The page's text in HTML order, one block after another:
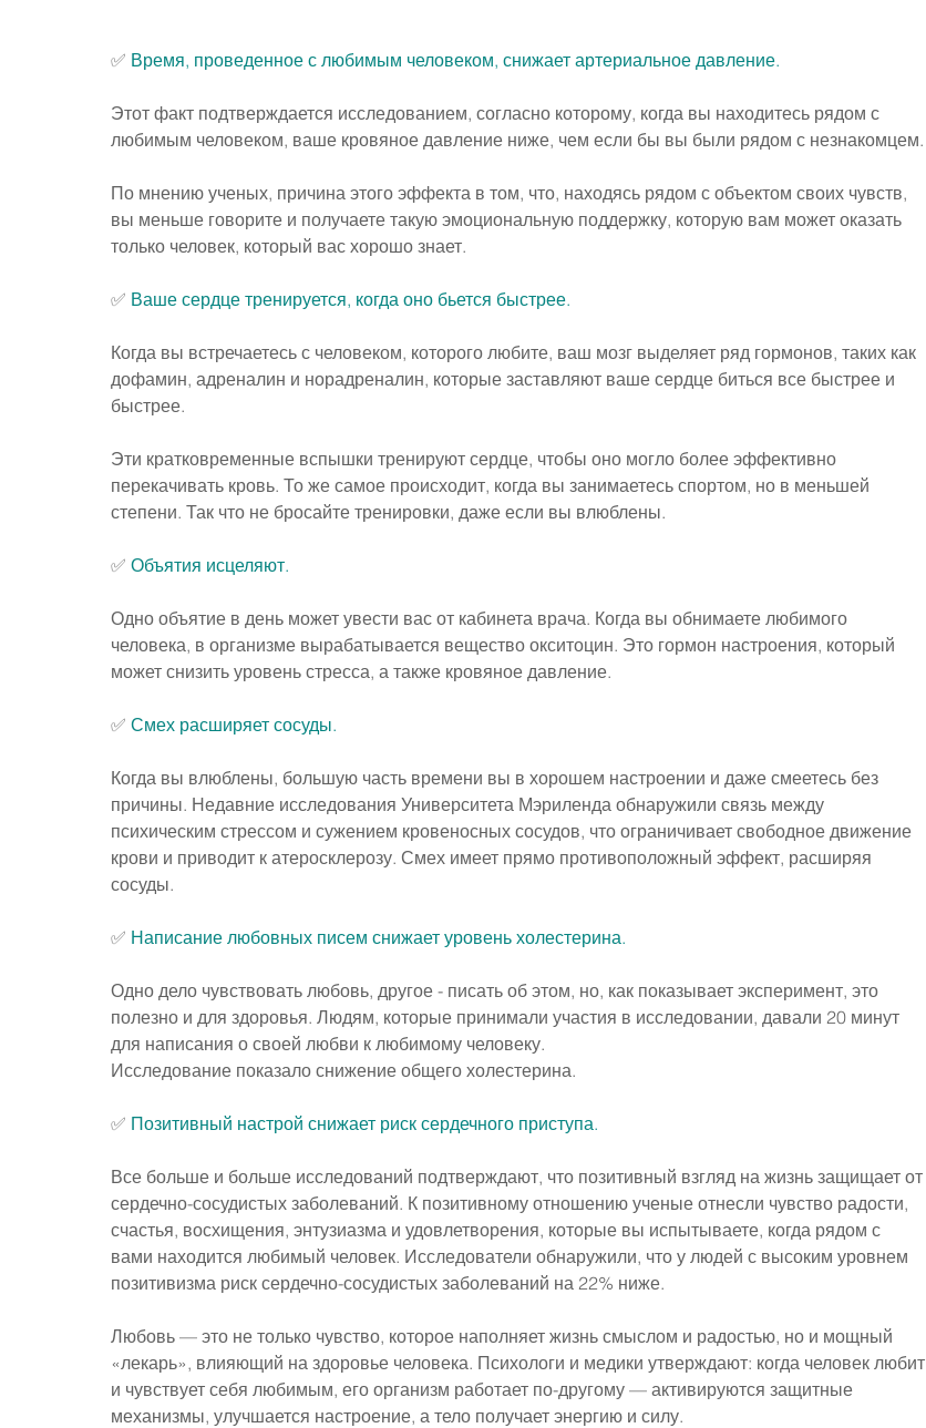
✅ Время, проведенное с любимым человеком, снижает артериальное давление.
Этот факт подтверждается исследованием, согласно которому, когда вы находитесь рядом с
любимым человеком, ваше кровяное давление ниже, чем если бы вы были рядом с незнакомцем.
По мнению ученых, причина этого эффекта в том, что, находясь рядом с объектом своих чувств,
вы меньше говорите и получаете такую эмоциональную поддержку, которую вам может оказать
только человек, который вас хорошо знает.
✅ Ваше сердце тренируется, когда оно бьется быстрее.
Когда вы встречаетесь с человеком, которого любите, ваш мозг выделяет ряд гормонов, таких как
дофамин, адреналин и норадреналин, которые заставляют ваше сердце биться все быстрее и
быстрее.
Эти кратковременные вспышки тренируют сердце, чтобы оно могло более эффективно
перекачивать кровь. То же самое происходит, когда вы занимаетесь спортом, но в меньшей
степени. Так что не бросайте тренировки, даже если вы влюблены.
✅ Объятия исцеляют.
Одно объятие в день может увести вас от кабинета врача. Когда вы обнимаете любимого
человека, в организме вырабатывается вещество окситоцин. Это гормон настроения, который
может снизить уровень стресса, а также кровяное давление.
✅ Смех расширяет сосуды.
Когда вы влюблены, большую часть времени вы в хорошем настроении и даже смеетесь без
причины. Недавние исследования Университета Мэриленда обнаружили связь между
психическим стрессом и сужением кровеносных сосудов, что ограничивает свободное движение
крови и приводит к атеросклерозу. Смех имеет прямо противоположный эффект, расширяя
сосуды.
✅ Написание любовных писем снижает уровень холестерина.
Одно дело чувствовать любовь, другое - писать об этом, но, как показывает эксперимент, это
полезно и для здоровья. Людям, которые принимали участия в исследовании, давали 20 минут
для написания о своей любви к любимому человеку.
Исследование показало снижение общего холестерина.
✅ Позитивный настрой снижает риск сердечного приступа.
Все больше и больше исследований подтверждают, что позитивный взгляд на жизнь защищает от
сердечно-сосудистых заболеваний. К позитивному отношению ученые отнесли чувство радости,
счастья, восхищения, энтузиазма и удовлетворения, которые вы испытываете, когда рядом с
вами находится любимый человек. Исследователи обнаружили, что у людей с высоким уровнем
позитивизма риск сердечно-сосудистых заболеваний на 22% ниже.
Любовь — это не только чувство, которое наполняет жизнь смыслом и радостью, но и мощный
«лекарь», влияющий на здоровье человека. Психологи и медики утверждают: когда человек любит
и чувствует себя любимым, его организм работает по-другому — активируются защитные
механизмы, улучшается настроение, а тело получает энергию и силу.